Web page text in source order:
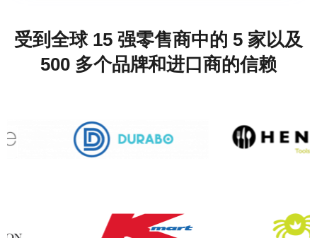
受到全球 15 强零售商中的 5 家以及
500 多个品牌和进口商的信赖